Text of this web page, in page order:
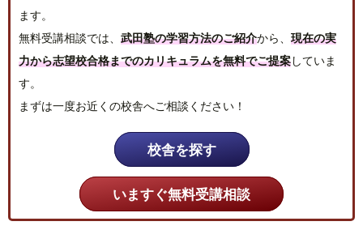
ます。
無料受講相談では、 武田塾の学習方法のご紹介から、 現在の実
力から志望校合格までのカリキュラムを無料でご提案していま
す。
まずは一度お近くの校舎へご相談ください！
校舎を探す
いますぐ無料受講相談